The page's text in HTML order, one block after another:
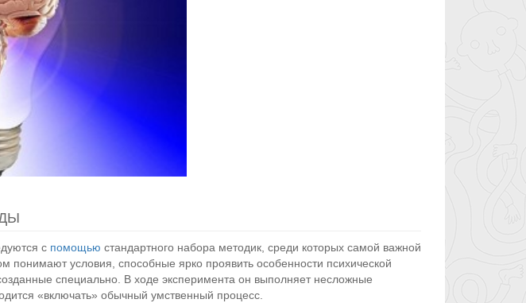
с помощью стандартного набора методик, среди которых самой важной
понимают условия, способные ярко проявить особенности психической
специально. В ходе эксперимента он выполняет несложные
«включать» обычный умственный процесс.